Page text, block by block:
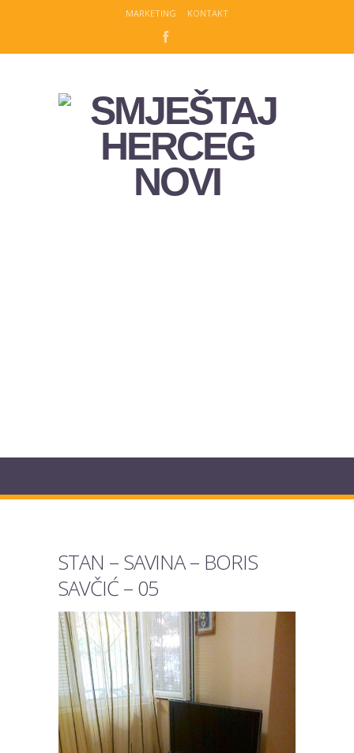
MARKETING KONTAKT
STAN – SAVINA – BORIS
SAVČIĆ – 05